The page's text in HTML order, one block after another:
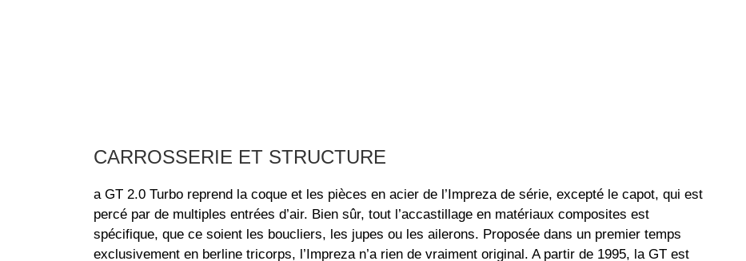
CARROSSERIE ET STRUCTURE
a GT 2.0 Turbo reprend la coque et les pièces en acier de l’Impreza de série, excepté le capot, qui est
percé par de multiples entrées d’air. Bien sûr, tout l’accastillage en matériaux composites est
spécifique, que ce soient les boucliers, les jupes ou les ailerons. Proposée dans un premier temps
exclusivement en berline tricorps, l’Impreza n’a rien de vraiment original. A partir de 1995, la GT est